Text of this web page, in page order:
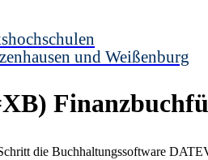
und Weißenburg
die Buchhaltungssoftware